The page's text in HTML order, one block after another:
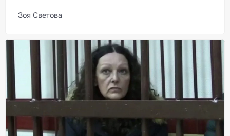
Зоя Светова